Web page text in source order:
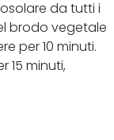
da tutti i
brodo vegetale
per 10 minuti.
15 minuti,